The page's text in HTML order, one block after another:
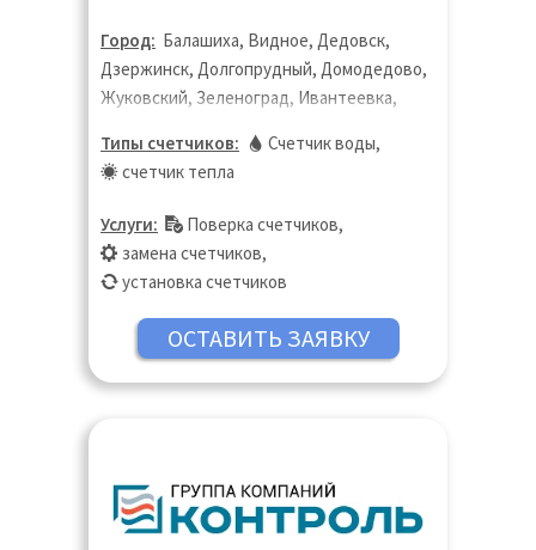
Город: Балашиха, Видное, Дедовск,
Дзержинск, Долгопрудный, Домодедово,
Жуковский, Зеленоград, Ивантеевка,
Лобня, Лыткарино, Люберцы, Москва,
Московская область, Мытищи, Одинцово,
Подольск, Пушкино, Раменское, Реутов,
Санкт-Петербург, Старая Купавна, Химки,
Щёлково, Щербинка, Электроугли,
Юбилейный
Типы счетчиков: Счетчик воды,
счетчик тепла
Услуги: Поверка счетчиков,
замена счетчиков,
установка счетчиков